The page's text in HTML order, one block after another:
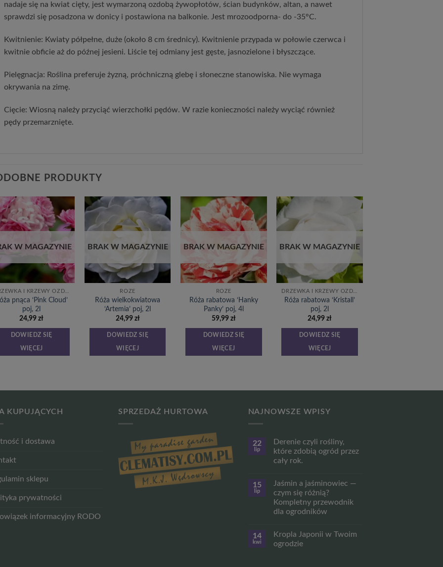
nadaje się na kwiat cięty, jest wymarzoną ozdobą żywopłotów, ścian budynków, altan, a nawet
sprawdzi się posadzona w donicy i postawiona na balkonie. Jest mrozoodporna- do -35°С.
Kwitnienie: Kwiaty półpełne, duże (około 8 cm średnicy). Kwitnienie przypada w połowie czerwca i
kwitnie obficie aż do późnej jesieni. Liście tej odmiany jest gęste, jasnozielone i błyszczące.
Pielęgnacja: Roślina preferuje żyzną, próchniczną glebę i słoneczne stanowiska. Nie wymaga
okrywania na zimę.
Cięcie: Wiosną należy przyciąć wierzchołki pędów. W razie konieczności należy wyciąć również
pędy przemarznięte.
PRODUKTY
Dodaj
do
życzeń
W MAGAZYNIE
pnąca ‘Pink Cloud’
poj, 2l
24,99zł
DOWIEDZ SIĘ
WIĘCEJ
Dodaj
do
życzeń
BRAK W MAGAZYNIE
RÓŻE
Róża wielkokwiatowa
‘Artemia’ poj, 2l
24,99 zł
DOWIEDZ SIĘ
WIĘCEJ
Dodaj
do
życzeń
BRAK W MAGAZYNIE
RÓŻE
Róża rabatowa ‘Hanky
Panky’ poj, 4l
59,99 zł
DOWIEDZ SIĘ
WIĘCEJ
życzeń
BRAK W MAGAZYNIE
Róża rabatowa ‘Kristall’
poj, 2l
24,99zł
DOWIEDZ SIĘ
WIĘCEJ
KUPUJĄCYCH
i dostawa
sklepu
prywatności
informacyjny RODO
SPRZEDAŻ HURTOWA NAJNOWSZE WPISY
22
lip
Derenie czyli rośliny,
które zdobią ogród przez
cały rok.
do
Derenie
czyli
rośliny,
które
zdobią
cały
rok.
15
lip
Jaśmin a jaśminowiec —
czym się różnią?
Kompletny przewodnik
dla ogrodników
do
Jaśmin
a
14
kwi
Kropla Japonii w Twoim
ogrodzie